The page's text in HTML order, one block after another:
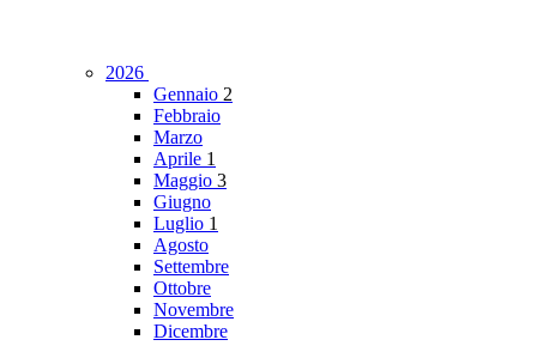
2026
Gennaio 2
Febbraio
Marzo
Aprile 1
Maggio 3
Giugno
Luglio 1
Agosto
Settembre
Ottobre
Novembre
Dicembre